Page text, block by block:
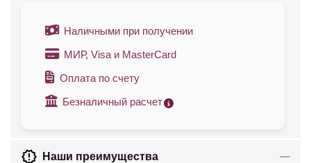
Наличными при получении
МИР, Visa и MasterCard
Оплата по счету
Безналичный расчет
Наши преимущества